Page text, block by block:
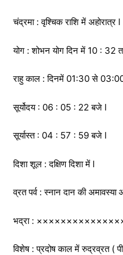
चंद्रमा : वृश्चिक राशि में अहोरात्र l
योग : शोभन योग दिन में 10 : 32
राहु काल : दिनमें 01:30 से
सूर्योदय : 06 : 05 : 22 बजे l
सूर्यास्त : 04 : 57 : 59 बजे l
दिशा शूल : दक्षिण दिशा में l
व्रत पर्व : स्नान दान की
भद्रा :
विशेष : प्रदोष काल में रुद्रव्रत (